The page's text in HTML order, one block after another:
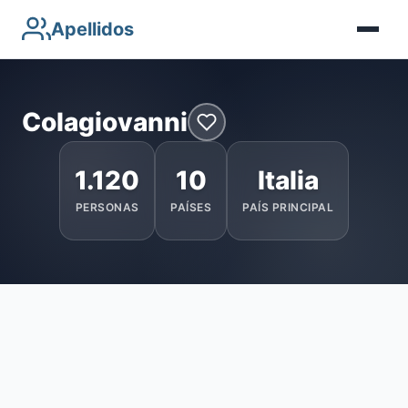
Apellidos
Colagiovanni
1.120
PERSONAS
10
PAÍSES
Italia
PAÍS PRINCIPAL